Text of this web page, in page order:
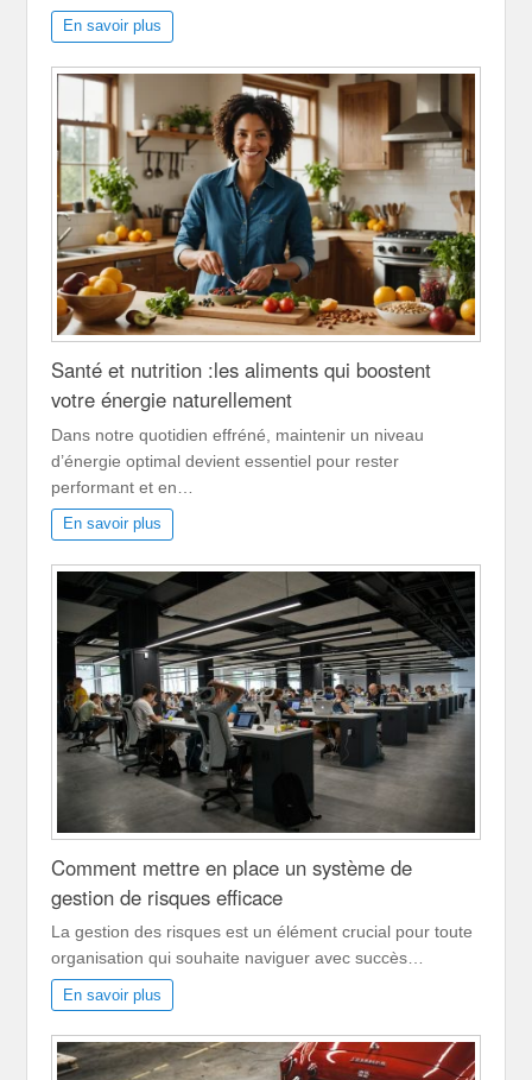
En savoir plus
Santé et nutrition :les aliments qui boostent
votre énergie naturellement
Dans notre quotidien effréné, maintenir un niveau
d’énergie optimal devient essentiel pour rester
performant et en…
En savoir plus
Comment mettre en place un système de
gestion de risques efficace
La gestion des risques est un élément crucial pour toute
organisation qui souhaite naviguer avec succès…
En savoir plus